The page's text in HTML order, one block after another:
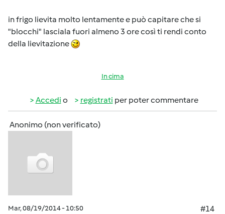
in frigo lievita molto lentamente e può capitare che si
"blocchi" lasciala fuori almeno 3 ore così ti rendi conto
della lievitazione
In cima
Accedi o registrati per poter commentare
Anonimo (non verificato)
Mar, 08/19/2014 - 10:50
#14